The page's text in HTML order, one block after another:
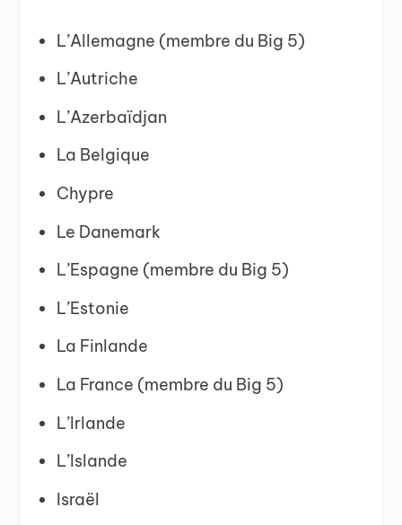
L’Allemagne (membre du Big 5)
L’Autriche
L’Azerbaïdjan
La Belgique
Chypre
Le Danemark
L’Espagne (membre du Big 5)
L’Estonie
La Finlande
La France (membre du Big 5)
L’Irlande
L’Islande
Israël